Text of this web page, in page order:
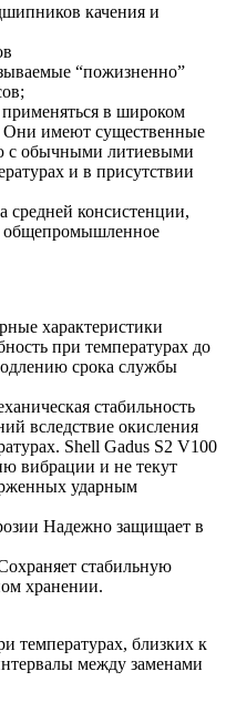
качения и
“пожизненно”
в широком
Они имеют существенные
с обычными литиевыми
и в присутствии
средней консистенции,
общепромышленное
характеристики
при температурах до
срока службы
стабильность
вследствие окисления
Shell Gadus S2 V100
вибрации и не текут
ударным
Надежно защищает в
стабильную
хранении.
температурах, близких к
между заменами